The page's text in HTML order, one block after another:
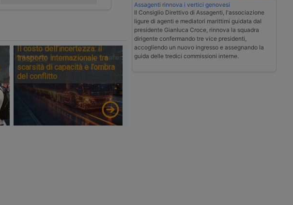
Il costo dell’incertezza: il
trasporto internazionale tra
scarsità di capacità e l’ombra
del conflitto
Assagenti rinnova i vertici genovesi
Il Consiglio Direttivo di Assagenti, l'associazione
ligure di agenti e mediatori marittimi guidata dal
presidente Gianluca Croce, rinnova la squadra
dirigente confermando tre vice presidenti,
accogliendo un nuovo ingresso e assegnando la
guida delle tredici commissioni interne.